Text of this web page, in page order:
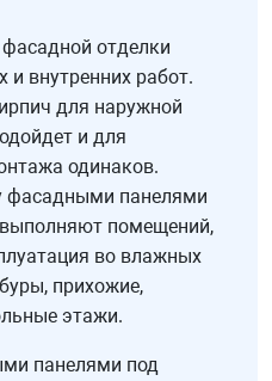
отделки
внутренних работ.
для наружной
и для
одинаков.
фасадными панелями
помещений,
во влажных
прихожие,
этажи.
панелями под